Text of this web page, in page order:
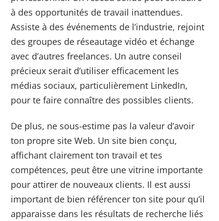
à des opportunités de travail inattendues.
Assiste à des événements de l’industrie, rejoint
des groupes de réseautage vidéo et échange
avec d’autres freelances. Un autre conseil
précieux serait d’utiliser efficacement les
médias sociaux, particulièrement LinkedIn,
pour te faire connaître des possibles clients.
De plus, ne sous-estime pas la valeur d’avoir
ton propre site Web. Un site bien conçu,
affichant clairement ton travail et tes
compétences, peut être une vitrine importante
pour attirer de nouveaux clients. Il est aussi
important de bien référencer ton site pour qu’il
apparaisse dans les résultats de recherche liés